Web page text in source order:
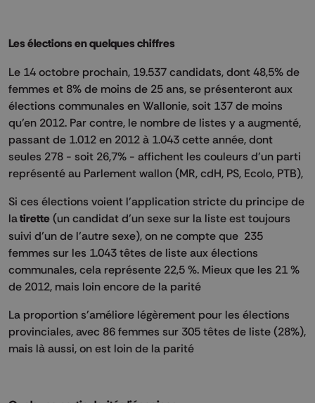
Les élections en quelques chiffres
Le 14 octobre prochain, 19.537 candidats, dont 48,5% de
femmes et 8% de moins de 25 ans, se présenteront aux
élections communales en Wallonie, soit 137 de moins
qu'en 2012. Par contre, le nombre de listes y a augmenté,
passant de 1.012 en 2012 à 1.043 cette année, dont
seules 278 - soit 26,7% - affichent les couleurs d'un parti
représenté au Parlement wallon (MR, cdH, PS, Ecolo, PTB),
Si ces élections voient l’application stricte du principe de
latirette (un candidat d’un sexe sur la liste est toujours
suivi d’un de l’autre sexe), on ne compte que 235
femmes sur les 1.043 têtes de liste aux élections
communales, cela représente 22,5 %. Mieux que les 21 %
de 2012, mais loin encore de la parité
La proportion s'améliore légèrement pour les élections
provinciales, avec 86 femmes sur 305 têtes de liste (28%),
mais là aussi, on est loin de la parité